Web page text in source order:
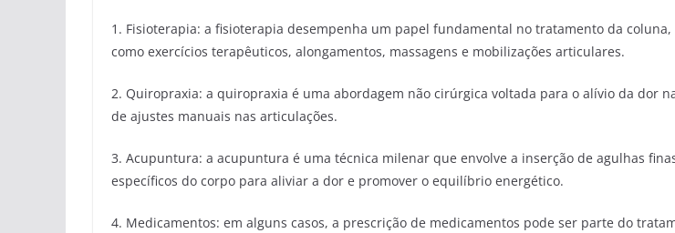
1. Fisioterapia: a fisioterapia desempenha um papel fundamental no tratamento da coluna,
como exercícios terapêuticos, alongamentos, massagens e mobilizações articulares.
2. Quiropraxia: a quiropraxia é uma abordagem não cirúrgica voltada para o alívio da dor
de ajustes manuais nas articulações.
3. Acupuntura: a acupuntura é uma técnica milenar que envolve a inserção de agulhas
específicos do corpo para aliviar a dor e promover o equilíbrio energético.
4. Medicamentos: em alguns casos, a prescrição de medicamentos pode ser parte do